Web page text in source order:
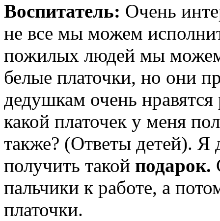
Воспитатель: Очень
не все мы можем
пожилых людей мы
белые платочки, но они
дедушкам очень
какой платочек у меня
также? (Ответы детей).
получить такой подарок.
пальчики к работе, а
платочки.